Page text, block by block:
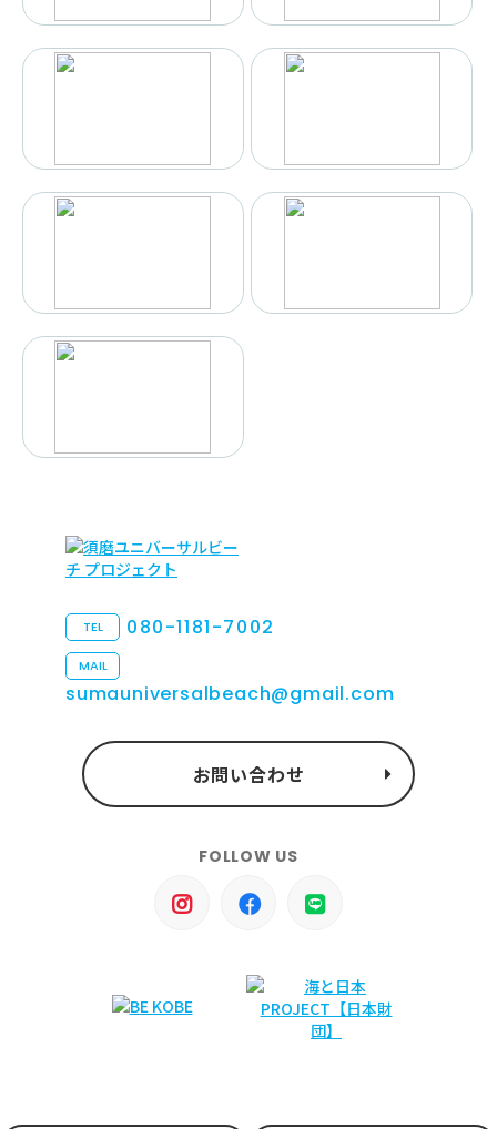
TEL 080-1181-7002
MAIL
sumauniversalbeach@gmail.com
お問い合わせ
FOLLOW US